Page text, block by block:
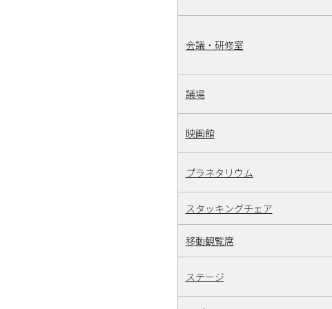
会議・研修室
議場
映画館
プラネタリウム
スタッキングチェア
移動観覧席
ステージ